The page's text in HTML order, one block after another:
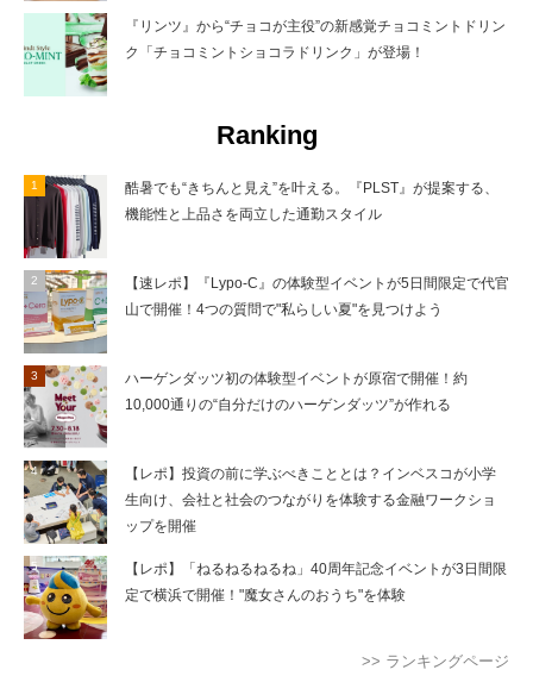
『リンツ』から“チョコが主役”の新感覚チョコミントドリン
ク「チョコミントショコラドリンク」が登場！
Ranking
酷暑でも“きちんと見え”を叶える。『PLST』が提案する、
機能性と上品さを両立した通勤スタイル
【速レポ】『Lypo-C』の体験型イベントが5日間限定で代官
山で開催！4つの質問で"私らしい夏"を見つけよう
ハーゲンダッツ初の体験型イベントが原宿で開催！約
10,000通りの“自分だけのハーゲンダッツ”が作れる
【レポ】投資の前に学ぶべきこととは？インベスコが小学
生向け、会社と社会のつながりを体験する金融ワークショ
ップを開催
【レポ】「ねるねるねるね」40周年記念イベントが3日間限
定で横浜で開催！"魔女さんのおうち"を体験
>> ランキングページ